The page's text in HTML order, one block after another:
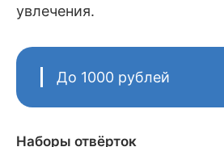
увлечения.
До 1000 рублей
Наборы отвёрток